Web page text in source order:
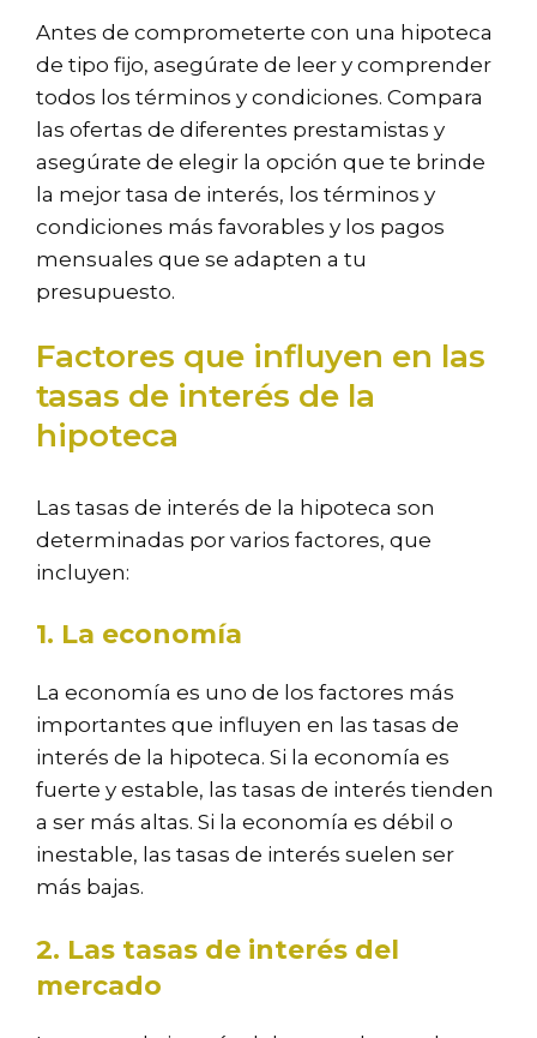
Antes de comprometerte con una hipoteca
de tipo fijo, asegúrate de leer y comprender
todos los términos y condiciones. Compara
las ofertas de diferentes prestamistas y
asegúrate de elegir la opción que te brinde
la mejor tasa de interés, los términos y
condiciones más favorables y los pagos
mensuales que se adapten a tu
presupuesto.
Factores que influyen en las
tasas de interés de la
hipoteca
Las tasas de interés de la hipoteca son
determinadas por varios factores, que
incluyen:
1. La economía
La economía es uno de los factores más
importantes que influyen en las tasas de
interés de la hipoteca. Si la economía es
fuerte y estable, las tasas de interés tienden
a ser más altas. Si la economía es débil o
inestable, las tasas de interés suelen ser
más bajas.
2. Las tasas de interés del
mercado